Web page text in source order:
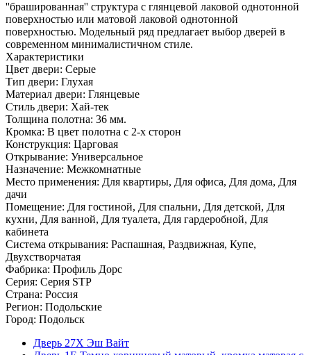
''брашированная'' структура с глянцевой лаковой однотонной
поверхностью или матовой лаковой однотонной
поверхностью. Модельный ряд предлагает выбор дверей в
современном минималистичном стиле.
Характеристики
Цвет двери: Серые
Тип двери: Глухая
Материал двери: Глянцевые
Стиль двери: Хай-тек
Толщина полотна: 36 мм.
Кромка: В цвет полотна с 2-х сторон
Конструкция: Царговая
Открывание: Универсальное
Назначение: Межкомнатные
Место применения: Для квартиры, Для офиса, Для дома, Для
дачи
Помещение: Для гостиной, Для спальни, Для детской, Для
кухни, Для ванной, Для туалета, Для гардеробной, Для
кабинета
Система открывания: Распашная, Раздвижная, Купе,
Двухстворчатая
Фабрика: Профиль Дорс
Серия: Серия STP
Страна: Россия
Регион: Подольские
Город: Подольск
Дверь 27Х Эш Вайт